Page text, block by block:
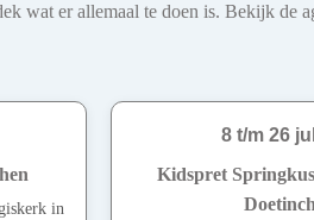
wat er allemaal te doen is. Bekijk de
in
8 t/m 26
Kidspret